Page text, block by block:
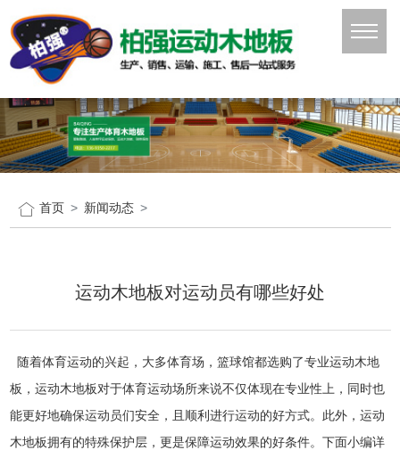
首页 新闻动态
运动木地板对运动员有哪些好处
随着体育运动的兴起，大多体育场，篮球馆都选购了专业运动木地
板，运动木地板对于体育运动场所来说不仅体现在专业性上，同时也
能更好地确保运动员们安全，且顺利进行运动的好方式。此外，运动
木地板拥有的特殊保护层，更是保障运动效果的好条件。下面小编详